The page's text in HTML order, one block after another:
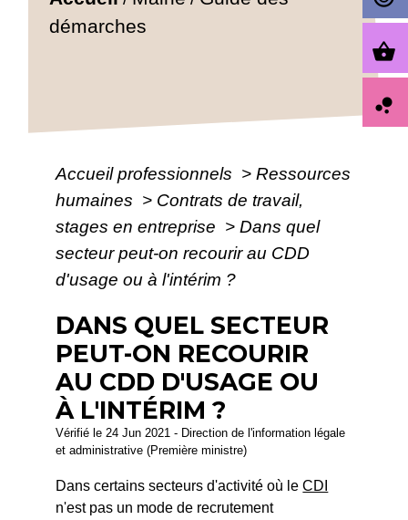
démarches
Accueil professionnels > Ressources
humaines > Contrats de travail,
stages en entreprise > Dans quel
secteur peut-on recourir au CDD
d'usage ou à l'intérim ?
DANS QUEL SECTEUR
PEUT-ON RECOURIR
AU CDD D'USAGE OU
À L'INTÉRIM ?
Vérifié le 24 Jun 2021 - Direction de l'information légale
et administrative (Première ministre)
Dans certains secteurs d'activité où leCDI
n'est pas un mode de recrutement
shopping_basket
bubble_chart